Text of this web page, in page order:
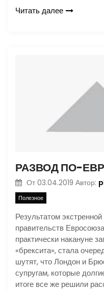
Читать далее
От 03.04.2019 Автор:
Полезное
Результатом
правительств
практически накануне
«брексита», стала
шутят, что Лондон и
супругам, которые
итоге все же решили